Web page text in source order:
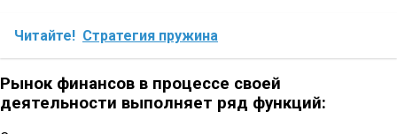
Читайте! Стратегия пружина
Рынок финансов в процессе своей
деятельности выполняет ряд функций: